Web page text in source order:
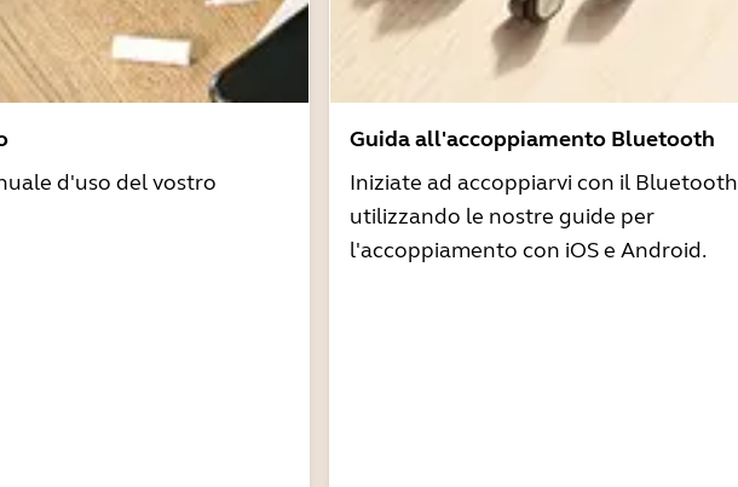
d'uso del vostro
Guida all'accoppiamento Bluetooth
Iniziate ad accoppiarvi con il Bluetooth
utilizzando le nostre guide per
l'accoppiamento con iOS e Android.